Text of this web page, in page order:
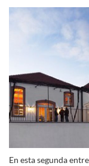
En esta segunda